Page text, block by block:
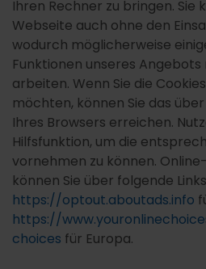
Ihren Rechner zu bringen. Sie
Webseite auch ohne den
wodurch möglicherweise
Funktionen unseres
arbeiten. Wenn Sie die
möchten, können Sie das
Ihres Browsers erreichen.
Hilfsfunktion, um die
vornehmen zu können.
können Sie über folgende
https://optout.aboutads.info
https://
choices für Europa.